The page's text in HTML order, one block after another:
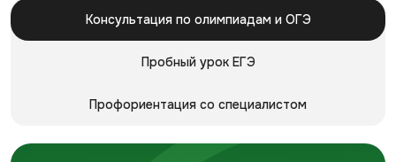
Консультация по олимпиадам и ОГЭ
Пробный урок ЕГЭ
Профориентация со специалистом